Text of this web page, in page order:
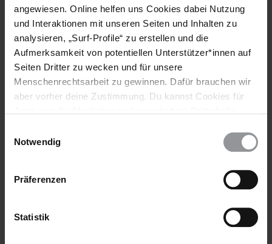
angewiesen. Online helfen uns Cookies dabei Nutzung
und Interaktionen mit unseren Seiten und Inhalten zu
analysieren, „Surf-Profile“ zu erstellen und die
Aufmerksamkeit von potentiellen Unterstützer*innen auf
Seiten Dritter zu wecken und für unsere
Menschenrechtsarbeit zu gewinnen. Dafür brauchen wir
aber vorher deine Zustimmung. Du kannst Cookies für
wieder ändern. Diesen Banner kannst Du über den Link
Notwendig
Präferenzen
Statistik
erforderlich. Vielen Dank allen, die Appelle geschrieben
haben.
HISTORIE DIESER URGENT ACTION
13. MÄRZ 2013
Freilassung